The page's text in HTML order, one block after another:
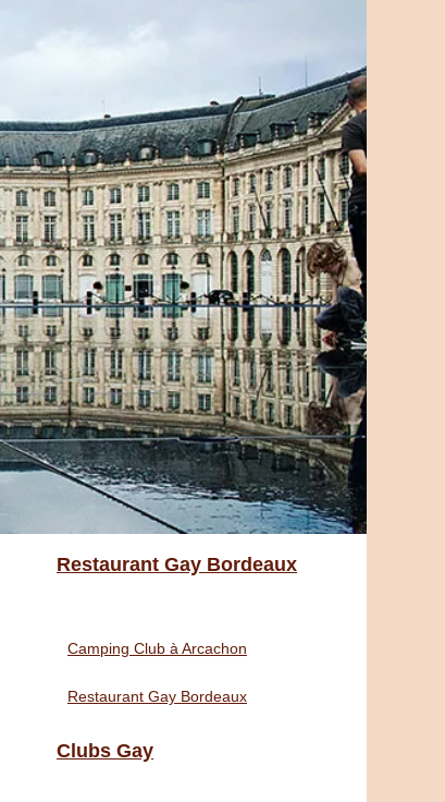
Restaurant Gay Bordeaux
Camping Club à Arcachon
Restaurant Gay Bordeaux
Clubs Gay